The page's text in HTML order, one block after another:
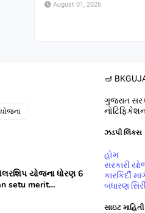
August 01, 2026
યોજના ધોરણ 6
કરો
🪔 BK
ગુજરાત
ઝડપી લિંક્સ
હોમ
સરકારી
કારકિર્દી
બંધારણ
સાઇટ માહિતી